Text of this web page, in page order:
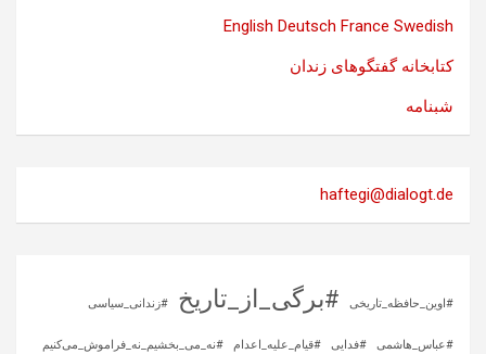
English Deutsch France Swedish
کتابخانه گفتگوهای زندان
شبنامه
haftegi@dialogt.de
#اوین_حافظه_تاریخی #برگی_از_تاریخ #زندانی_سیاسی
#عباس_هاشمی #فدایی #قیام_علیه_اعدام #نه_می_بخشیم_نه_فراموش_می‌کنیم